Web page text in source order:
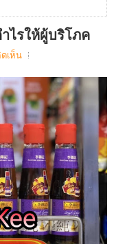
ไรให้ผู้บริโภค
เห็น